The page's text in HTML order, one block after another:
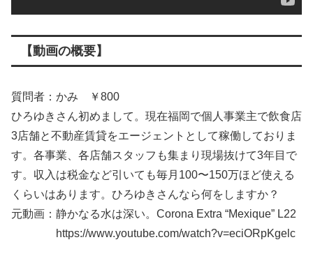
【動画の概要】
質問者：かみ ￥800
ひろゆきさん初めまして。現在福岡で個人事業主で飲食店
3店舗と不動産賃貸をエージェントとして稼働しておりま
す。各事業、各店舗スタッフも集まり現場抜けて3年目で
す。収入は税金など引いても毎月100〜150万ほど使える
くらいはあります。ひろゆきさんなら何をしますか？
元動画：静かなる水は深い。Corona Extra “Mexique” L22
https://www.youtube.com/watch?v=eciORpKgelc